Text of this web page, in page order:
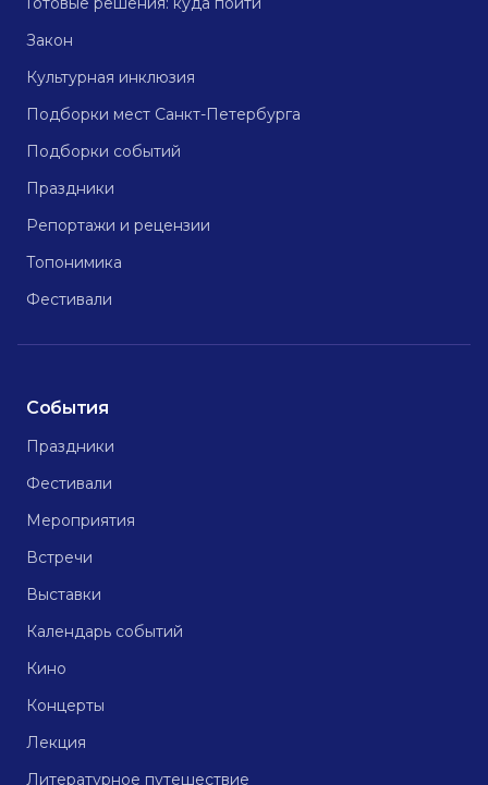
Закон
Культурная инклюзия
Подборки мест Санкт-Петербурга
Подборки событий
Праздники
Репортажи и рецензии
Топонимика
Фестивали
События
Праздники
Фестивали
Мероприятия
Встречи
Выставки
Календарь событий
Кино
Концерты
Лекция
Литературное путешествие